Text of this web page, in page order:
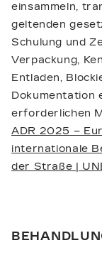
einsammeln,
geltenden
Schulung und
Verpackung,
Entladen,
Dokumentation
erforderlichen
ADR 2025 –
internationale
der Straße |